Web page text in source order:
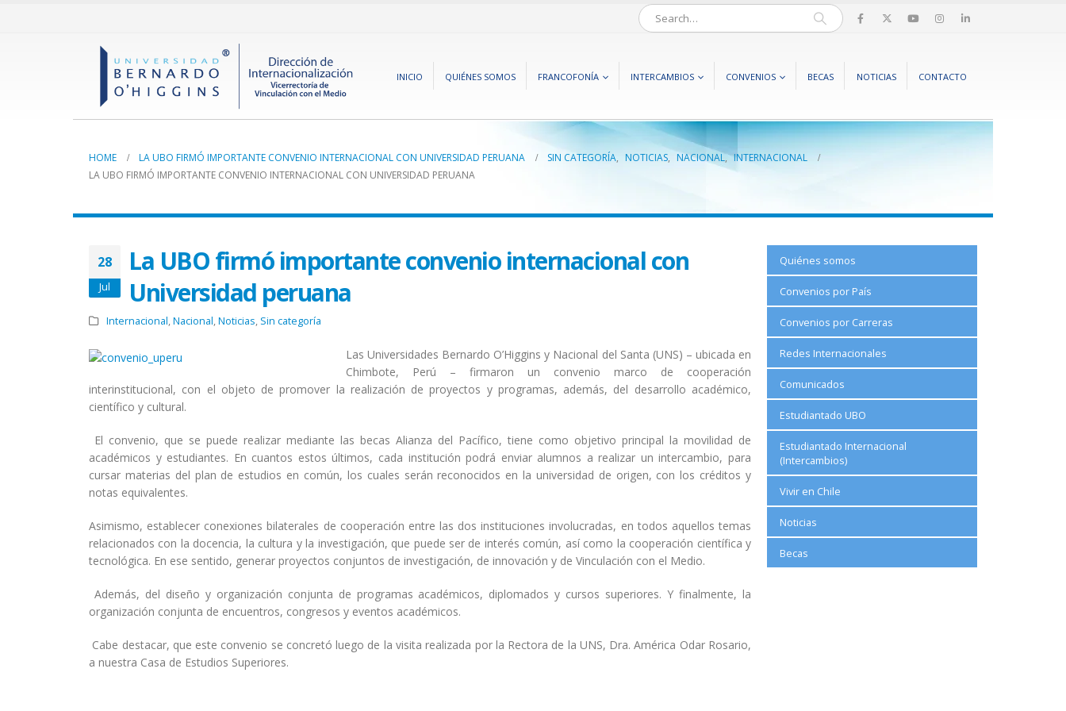
INICIO QUIÉNES SOMOS FRANCOFONÍA INTERCAMBIOS CONVENIOS BECAS NOTICIAS CONTACTO
HOME LA UBO FIRMÓ IMPORTANTE CONVENIO INTERNACIONAL CON UNIVERSIDAD PERUANA SIN CATEGORÍA, NOTICIAS, NACIONAL, INTERNACIONAL
LA UBO FIRMÓ IMPORTANTE CONVENIO INTERNACIONAL CON UNIVERSIDAD PERUANA
28
Jul
La UBO firmó importante convenio internacional con
Universidad peruana
Internacional,Nacional,Noticias, Sin categoría
Las Universidades Bernardo O’Higgins y Nacional del Santa (UNS) – ubicada en
Chimbote, Perú – firmaron un convenio marco de cooperación
interinstitucional, con el objeto de promover la realización de proyectos y programas, además, del desarrollo académico,
científico y cultural.
El convenio, que se puede realizar mediante las becas Alianza del Pacífico, tiene como objetivo principal la movilidad de
académicos y estudiantes. En cuantos estos últimos, cada institución podrá enviar alumnos a realizar un intercambio, para
cursar materias del plan de estudios en común, los cuales serán reconocidos en la universidad de origen, con los créditos y
notas equivalentes.
Asimismo, establecer conexiones bilaterales de cooperación entre las dos instituciones involucradas, en todos aquellos temas
relacionados con la docencia, la cultura y la investigación, que puede ser de interés común, así como la cooperación científica y
tecnológica. En ese sentido, generar proyectos conjuntos de investigación, de innovación y de Vinculación con el Medio.
Además, del diseño y organización conjunta de programas académicos, diplomados y cursos superiores. Y finalmente, la
organización conjunta de encuentros, congresos y eventos académicos.
Cabe destacar, que este convenio se concretó luego de la visita realizada por la Rectora de la UNS, Dra. América Odar Rosario,
a nuestra Casa de Estudios Superiores.
Quiénes somos
Convenios por País
Convenios por Carreras
Redes Internacionales
Comunicados
Estudiantado UBO
Estudiantado Internacional
(Intercambios)
Vivir en Chile
Noticias
Becas